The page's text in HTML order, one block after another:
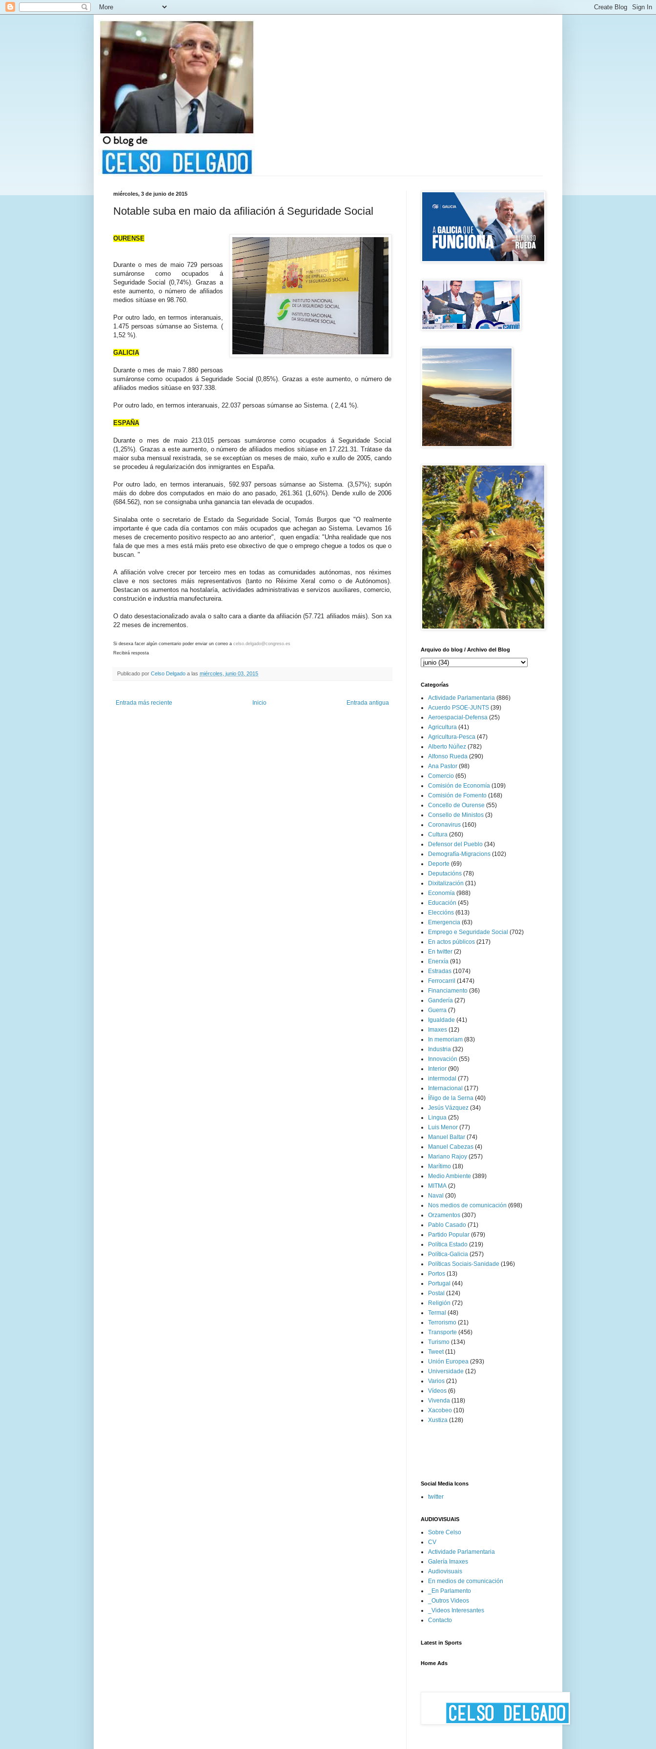
miércoles, 3 de junio de 2015
Notable suba en maio da afiliación á Seguridade Social
OURENSE
Durante o mes de maio 729 persoas
sumáronse como ocupados á
Seguridade Social (0,74%). Grazas a
este aumento, o número de afiliados
medios sitúase en 98.760.
Por outro lado, en termos interanuais,
1.475 persoas súmanse ao Sistema. (
1,52 %).
GALICIA
Durante o mes de maio 7.880 persoas
sumáronse como ocupados á Seguridade Social (0,85%). Grazas a este aumento, o número de
afiliados medios sitúase en 937.338.
Por outro lado, en termos interanuais, 22.037 persoas súmanse ao Sistema. ( 2,41 %).
ESPAÑA
Durante o mes de maio 213.015 persoas sumáronse como ocupados á Seguridade Social
(1,25%). Grazas a este aumento, o número de afiliados medios sitúase en 17.221.31. Trátase da
maior suba mensual rexistrada, se se exceptúan os meses de maio, xuño e xullo de 2005, cando
se procedeu á regularización dos inmigrantes en España.
Por outro lado, en termos interanuais, 592.937 persoas súmanse ao Sistema. (3,57%); supón
máis do dobre dos computados en maio do ano pasado, 261.361 (1,60%). Dende xullo de 2006
(684.562), non se consignaba unha ganancia tan elevada de ocupados.
Sinalaba onte o secretario de Estado da Seguridade Social,Tomás Burgos que "O realmente
importante é que cada día contamos con máis ocupados que achegan ao Sistema. Levamos 16
meses de crecemento positivo respecto ao ano anterior", quen engadía: "Unha realidade que nos
fala de que mes a mes está máis preto ese obxectivo de que o emprego chegue a todos os que o
buscan. "
A afiliación volve crecer por terceiro mes en todas as comunidades autónomas, nos réximes
clave e nos sectores máis representativos (tanto no Réxime Xeral como o de Autónomos).
Destacan os aumentos na hostalaría, actividades administrativas e servizos auxiliares, comercio,
construción e industria manufectureira.
O datodesestacionalizado avala o salto cara a diante da afiliación (57.721 afiliados máis). Son xa
22 meses de incrementos.
Si desexa facer algún comentario poder enviar un correo a celso.delgado@congreso.es
Recibirá resposta
Publicado por Celso Delgado a las miércoles, junio 03, 2015
Entrada más reciente Entrada antigua
Inicio
Arquivo do blog / Archivo del Blog
Categorías
Actividade Parlamentaria (886)
Acuerdo PSOE-JUNTS (39)
Aeroespacial-Defensa (25)
Agricultura (41)
Agricultura-Pesca (47)
Alberto Núñez (782)
Alfonso Rueda (290)
Ana Pastor (98)
Comercio (65)
Comisión de Economía (109)
Comisión de Fomento (168)
Concello de Ourense (55)
Consello de Ministos (3)
Coronavirus (160)
Cultura (260)
Defensor del Pueblo (34)
Demografía-Migracions (102)
Deporte (69)
Deputacións (78)
Dixitalización (31)
Economía (988)
Educación (45)
Eleccións (613)
Emergencia (63)
Emprego e Seguridade Social (702)
En actos públicos (217)
En twitter (2)
Enerxía (91)
Estradas (1074)
Ferrocarril (1474)
Financiamento (36)
Gandería (27)
Guerra (7)
Igualdade (41)
Imaxes (12)
In memoriam (83)
Industria (32)
Innovación (55)
Interior (90)
intermodal (77)
Internacional (177)
Íñigo de la Serna (40)
Jesús Vázquez (34)
Lingua (25)
Luis Menor (77)
Manuel Baltar (74)
Manuel Cabezas (4)
Mariano Rajoy (257)
Marítimo (18)
Medio Ambiente (389)
MITMA (2)
Naval (30)
Nos medios de comunicación (698)
Orzamentos (307)
Pablo Casado (71)
Partido Popular (679)
Política Estado (219)
Política-Galicia (257)
Políticas Sociais-Sanidade (196)
Portos (13)
Portugal (44)
Postal (124)
Religión (72)
Termal (48)
Terrorismo (21)
Transporte (456)
Turismo (134)
Tweet (11)
Unión Europea (293)
Universidade (12)
Varios (21)
Vídeos (6)
Vivenda (118)
Xacobeo (10)
Xustiza (128)
Social Media Icons
twitter
AUDIOVISUAIS
Sobre Celso
CV
Actividade Parlamentaria
Galería Imaxes
Audiovisuais
En medios de comunicación
_En Parlamento
_Outros Videos
_Videos Interesantes
Contacto
Latest in Sports
Home Ads